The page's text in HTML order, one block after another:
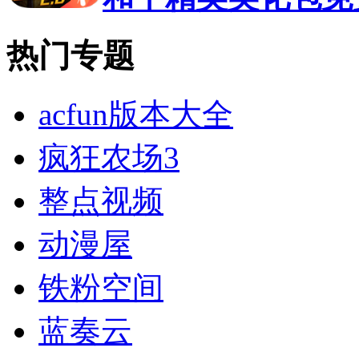
热门专题
acfun版本大全
疯狂农场3
整点视频
动漫屋
铁粉空间
蓝奏云